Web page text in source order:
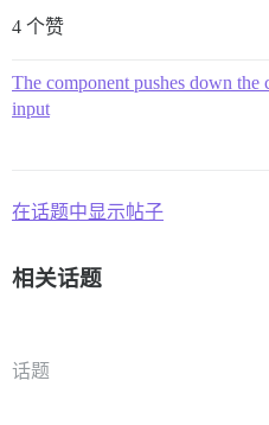
4 个赞
The component pushes down
input
在话题中显示帖子
相关话题
话题